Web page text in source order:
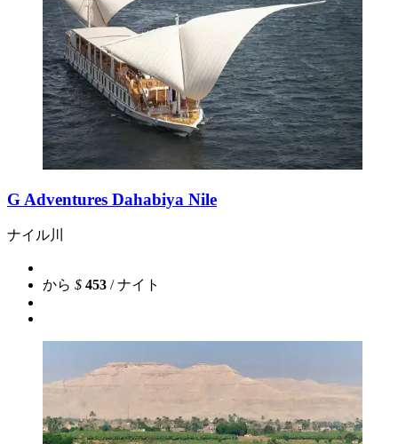
G Adventures Dahabiya Nile
ナイル川
から $ 453 / ナイト